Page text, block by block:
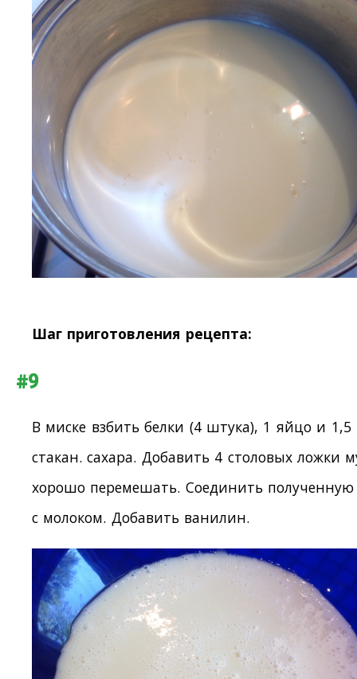
Шаг приготовления рецепта:
#9
В миске взбить белки (4 штука), 1 яйцо и 1,5
стакан. сахара. Добавить 4 столовых ложки
хорошо перемешать. Соединить полученную
с молоком. Добавить ванилин.